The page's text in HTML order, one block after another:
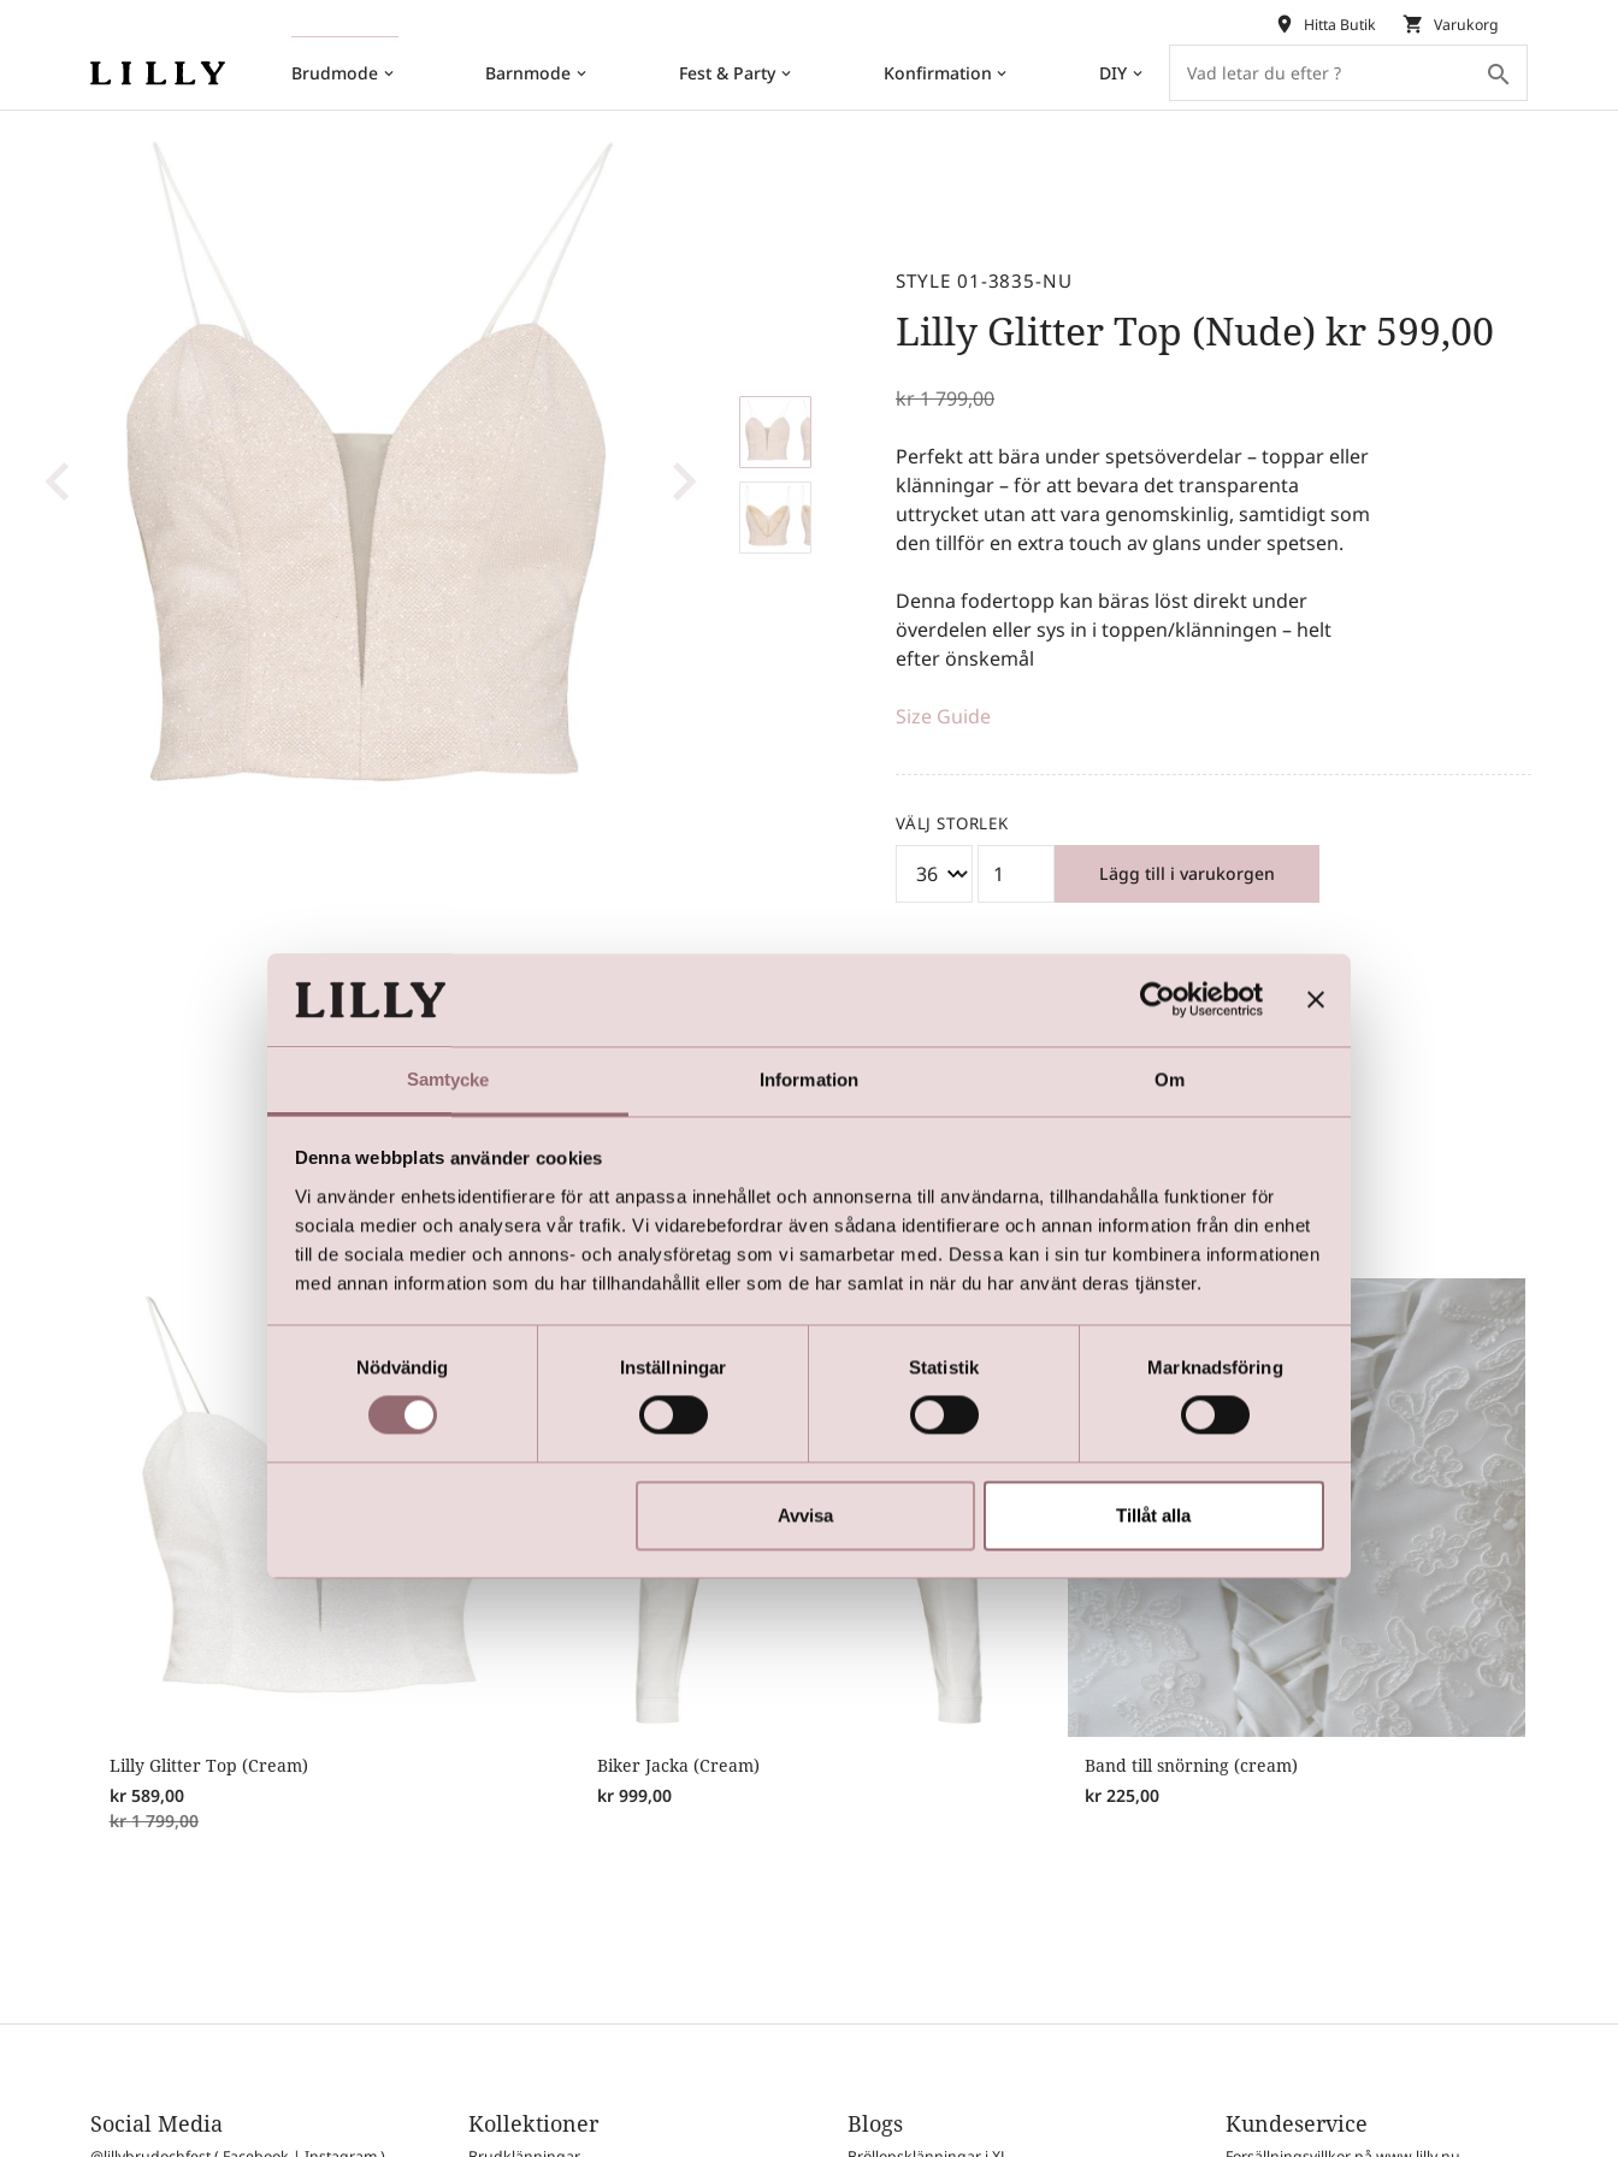
Samtycke Information Om
Denna webbplats använder cookies
Vi använder enhetsidentifierare för att anpassa innehållet och annonserna till användarna, tillhandahålla funktioner för
sociala medier och analysera vår trafik. Vi vidarebefordrar även sådana identifierare och annan information från din enhet
till de sociala medier och annons- och analysföretag som vi samarbetar med. Dessa kan i sin tur kombinera informationen
med annan information som du har tillhandahållit eller som de har samlat in när du har använt deras tjänster.
Nödvändig
Inställningar Statistik Marknadsföring
Avvisa Tillåt alla
Brudmode keyboard_arrow_down Barnmode keyboard_arrow_down Fest & Party keyboard_arrow_down Konfirmation keyboard_arrow_down DIY keyboard_arrow_down search
place Hitta Butik shopping_cart Varukorg
STYLE 01-3835-NU
Lilly Glitter Top (Nude) kr 599,00
kr1 799,00
Perfekt att bära under spetsöverdelar – toppar eller
klänningar – för att bevara det transparenta
uttrycket utan att vara genomskinlig, samtidigt som
den tillför en extra touch av glans under spetsen.
Denna fodertopp kan bäras löst direkt under
överdelen eller sys in i toppen/klänningen – helt
efter önskemål
Size Guide
VÄLJ STORLEK
Lägg till i varukorgen
Här är favoriterna
Lilly Glitter Top (Cream)
kr 589,00
kr 1 799,00
Biker Jacka (Cream)
kr 999,00
Band till snörning (cream)
kr 225,00
Social Media Kollektioner Blogs Kundeservice